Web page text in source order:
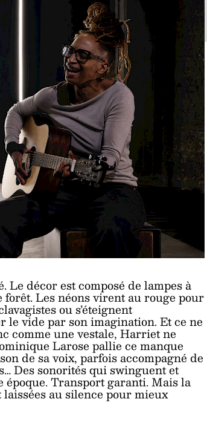
décor est composé de lampes à
forêt. Les néons virent au rouge pour
ou s’éteignent
le vide par son imagination. Et ce ne
comme une vestale, Harriet ne
Larose pallie ce manque
de sa voix, parfois accompagné de
Des sonorités qui swinguent et
Transport garanti. Mais la
laissées au silence pour mieux